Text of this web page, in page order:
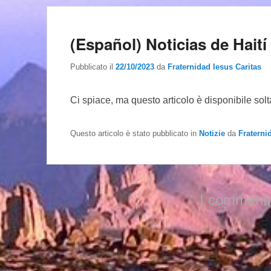
(Español) Noticias de Haití
Pubblicato il 22/10/2023 da Fraternidad Iesus Caritas
Ci spiace, ma questo articolo è disponibile
Questo articolo è stato pubblicato in Notizie da
I